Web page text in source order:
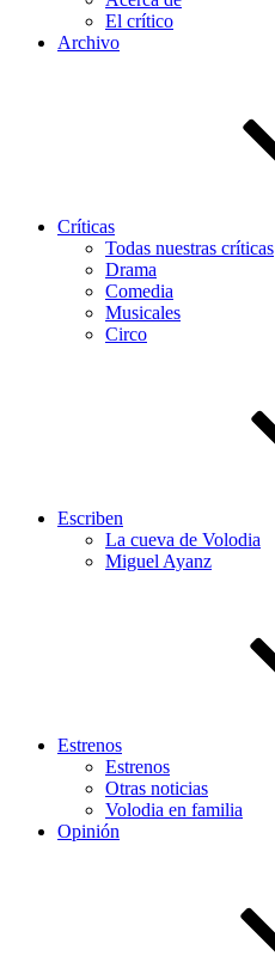
El crítico
Archivo
Críticas
Todas nuestras críticas
Drama
Comedia
Musicales
Circo
Escriben
La cueva de Volodia
Miguel Ayanz
Estrenos
Estrenos
Otras noticias
Volodia en familia
Opinión